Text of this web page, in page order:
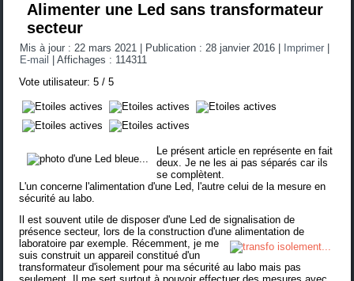
Alimenter une Led sans transformateur
secteur
Mis à jour : 22 mars 2021 Publication : 28 janvier 2016 Imprimer
E-mail
|Affichages : 114311
Vote utilisateur:5 /5
Le présent article en représente en fait
deux. Je ne les ai pas séparés car ils
se complètent.
L'un concerne l'alimentation d'une Led, l'autre celui de la mesure en
sécurité au labo.
Il est souvent utile de disposer d'une Led de signalisation de
présence secteur, lors de la construction d'une alimentation de
laboratoire par exemple. Récemment, je me
suis construit un appareil constitué d'un
transformateur d'isolement pour ma sécurité au labo mais pas